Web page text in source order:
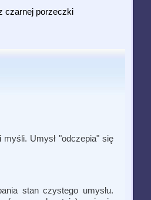
czarnej porzeczki
Umysł "odczepia" się
stan czystego umysłu.